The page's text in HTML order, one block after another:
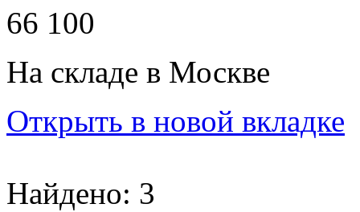
66 100
На складе в Москве
Открыть в новой вкладке
Найдено: 3